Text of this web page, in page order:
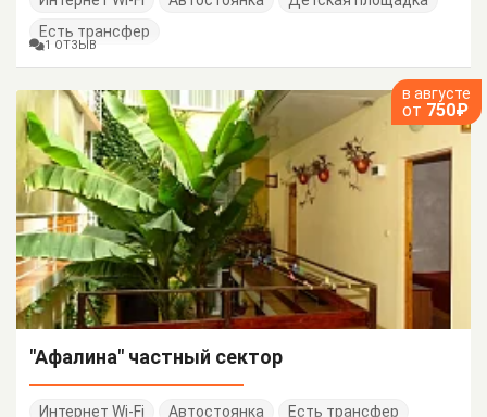
Есть трансфер
1 ОТЗЫВ
в августе
от 750₽
"Афалина" частный сектор
Интернет Wi-Fi Автостоянка Есть трансфер